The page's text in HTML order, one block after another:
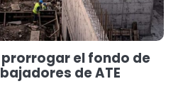
prorrogar el fondo de
de ATE